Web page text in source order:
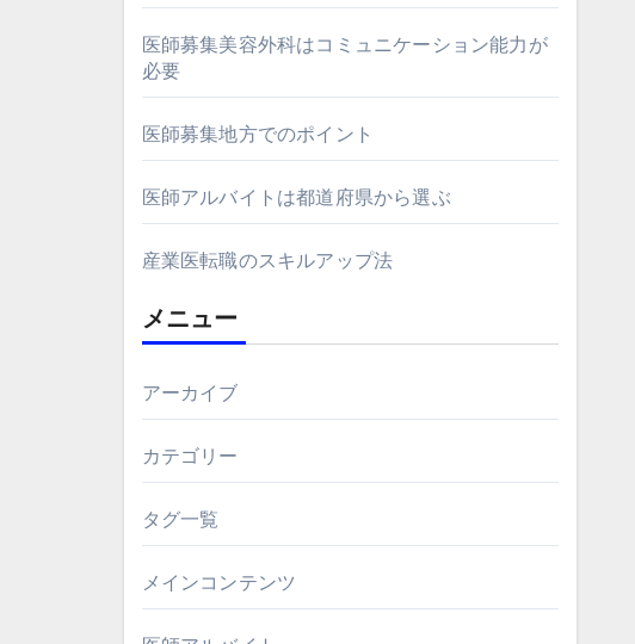
医師募集美容外科はコミュニケーション能力が
必要
医師募集地方でのポイント
医師アルバイトは都道府県から選ぶ
産業医転職のスキルアップ法
メニュー
アーカイブ
カテゴリー
タグ一覧
メインコンテンツ